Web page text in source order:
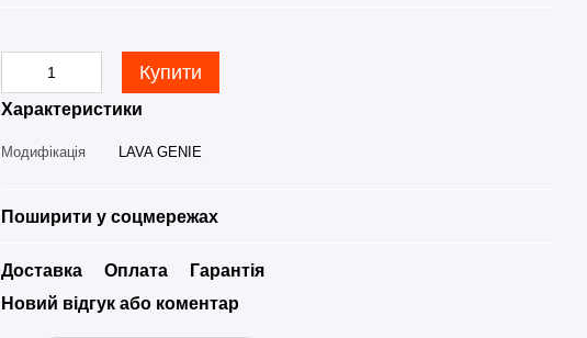
Купити
Характеристики
Модифікація LAVA GENIE
Поширити у соцмережах
Доставка Оплата
Гарантія
Новий відгук або коментар